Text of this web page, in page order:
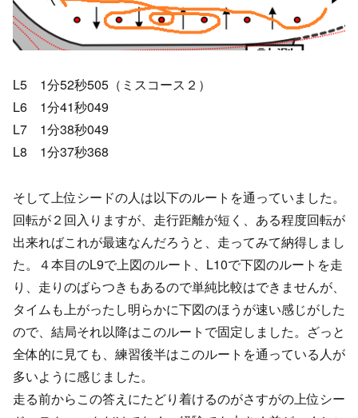
L5 1分52秒505（ミスコース２）
L6 1分41秒049
L7 1分38秒049
L8 1分37秒368
そして上位シードの人は以下のルートを通っていました。
回転が２回入りますが、走行距離が短く、ある程度回転が
出来ればこれが最速なんだろうと、走ってみて納得しまし
た。４本目のL9で上図のルート、L10で下図のルートを走
り、走りのばらつきもあるので単純比較はできませんが、
タイムも上がったし明らかに下図のほうが速い感じがした
ので、結局それ以降はこのルートで固定しました。ざっと
全体的に見ても、練習後半はこのルートを通っている人が
多いように感じました。
走る前からこの答えにたどり着けるのがさすがの上位シー